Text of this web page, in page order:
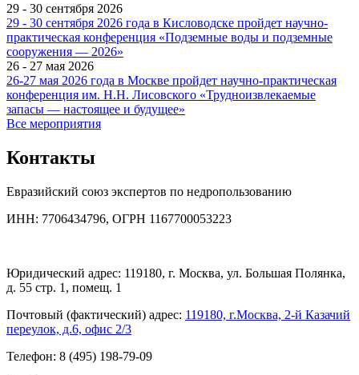
29 - 30 сентября 2026
29 - 30 сентября 2026 года в Кисловодске пройдет научно-
практическая конференция «Подземные воды и подземные
сооружения — 2026»
26 - 27 мая 2026
26-27 мая 2026 года в Москве пройдет научно-практическая
конференция им. Н.Н. Лисовского «Трудноизвлекаемые
запасы — настоящее и будущее»
Все мероприятия
Контакты
Евразийский союз экспертов по недропользованию
ИНН: 7706434796, ОГРН 1167700053223
Юридический адрес: 119180, г. Москва, ул. Большая Полянка,
д. 55 стр. 1, помещ. 1
Почтовый (фактический) адрес: 119180, г.Москва, 2-й Казачий
переулок, д.6, офис 2/3
Телефон: 8 (495) 198-79-09